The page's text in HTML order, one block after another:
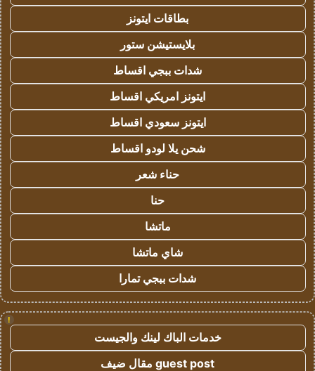
بطاقات ايتونز
بلايستيشن ستور
شدات ببجي اقساط
ايتونز امريكي اقساط
ايتونز سعودي اقساط
شحن يلا لودو اقساط
حناء شعر
حنا
ماتشا
شاي ماتشا
شدات ببجي تمارا
!
خدمات الباك لينك والجيست
guest post مقال ضيف